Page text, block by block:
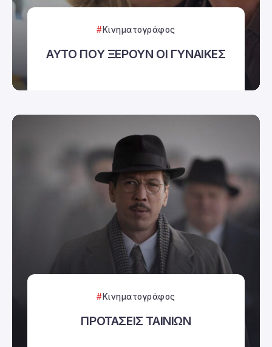
Κινηματογράφος
ΑΥΤΟ ΠΟΥ ΞΕΡΟΥΝ ΟΙ ΓΥΝΑΙΚΕΣ
Κινηματογράφος
ΠΡΟΤΑΣΕΙΣ ΤΑΙΝΙΩΝ